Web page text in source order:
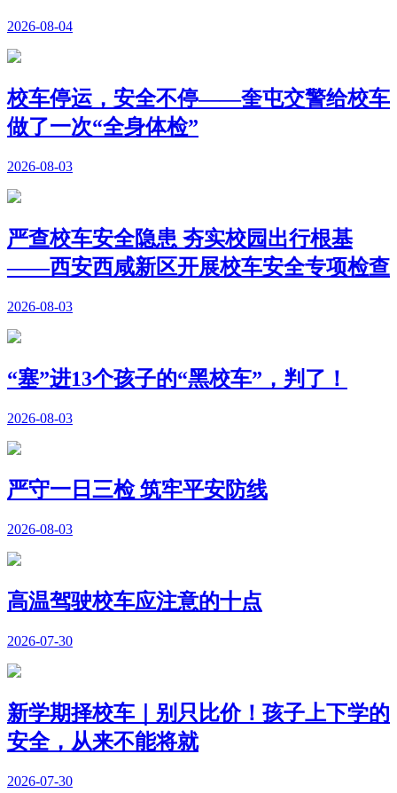
2026-08-04
校车停运，安全不停——奎屯交警给校车
做了一次“全身体检”
2026-08-03
严查校车安全隐患 夯实校园出行根基
——西安西咸新区开展校车安全专项检查
2026-08-03
“塞”进13个孩子的“黑校车”，判了！
2026-08-03
严守一日三检 筑牢平安防线
2026-08-03
高温驾驶校车应注意的十点
2026-07-30
新学期择校车｜别只比价！孩子上下学的
安全，从来不能将就
2026-07-30